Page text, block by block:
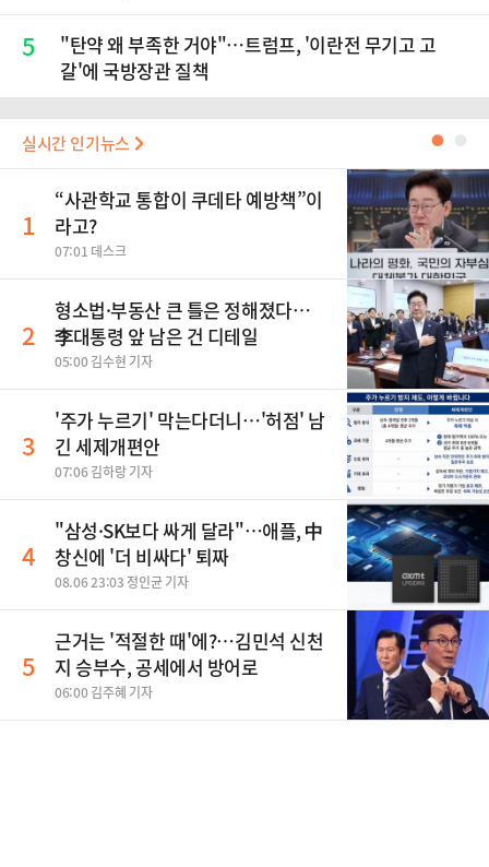
5
"탄약 왜 부족한 거야"…트럼프, '이란전 무기고 고
갈'에 국방장관 질책
실시간 인기뉴스 ●
1
“사관학교 통합이 쿠데타 예방책”이
라고?
07:01 데스크
2
형소법·부동산 큰 틀은 정해졌다…
李대통령 앞 남은 건 디테일
05:00 김수현 기자
3
'주가 누르기' 막는다더니…'허점' 남
긴 세제개편안
07:06 김하랑 기자
4
"삼성·SK보다 싸게 달라"…애플, 中
창신에 '더 비싸다' 퇴짜
08.06 23:03 정인균 기자
5
근거는 '적절한 때'에?…김민석 신천
지 승부수, 공세에서 방어로
06:00 김주혜 기자